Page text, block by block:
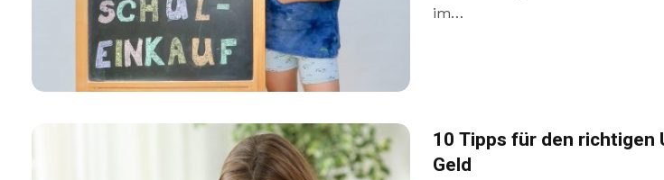
im…
10 Tipps für den richtigen
Geld